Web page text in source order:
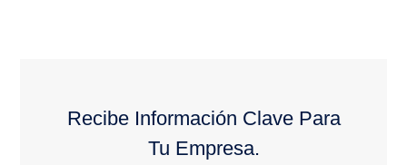
Recibe Información Clave Para
Tu Empresa.